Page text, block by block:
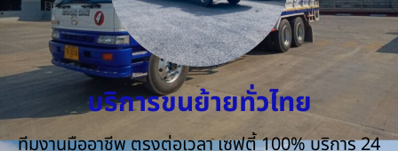
บริการขนย้ายทั่วไทย
ทีมงานมืออาชีพ ตรงต่อเวลา เซฟตี้ 100% บริการ 24